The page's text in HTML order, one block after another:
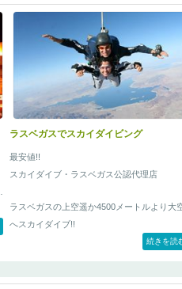
ラスベガスでスカイダイビング
最安値!!
スカイダイブ・ラスベガス公認代理店
ラスベガスの上空遥か4500メートルより大
へスカイダイブ!!
スカイダイブ・ラスベガスのジャンプ地か
続きを読